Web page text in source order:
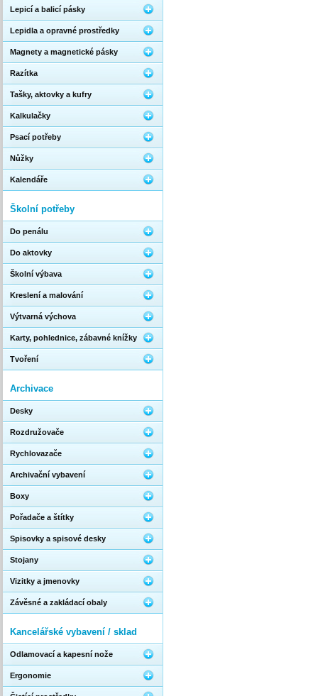
Lepicí a balicí pásky
Lepidla a opravné prostředky
Magnety a magnetické pásky
Razítka
Tašky, aktovky a kufry
Kalkulačky
Psací potřeby
Nůžky
Kalendáře
Školní potřeby
Do penálu
Do aktovky
Školní výbava
Kreslení a malování
Výtvarná výchova
Karty, pohlednice, zábavné knížky
Tvoření
Archivace
Desky
Rozdružovače
Rychlovazače
Archivační vybavení
Boxy
Pořadače a štítky
Spisovky a spisové desky
Stojany
Vizitky a jmenovky
Závěsné a zakládací obaly
Kancelářské vybavení / sklad
Odlamovací a kapesní nože
Ergonomie